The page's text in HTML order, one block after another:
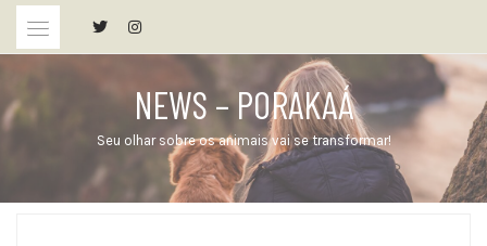
Skip
NEWS – PORAKAÁ
Seu olhar sobre os animais vai se transformar!